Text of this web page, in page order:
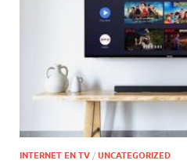
INTERNET EN TV / UNCATEGORIZED